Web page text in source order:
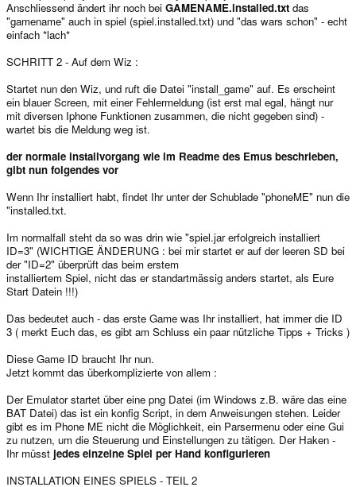
Anschliessend ändert ihr noch bei GAMENAME.installed.txt das
"gamename" auch in spiel (spiel.installed.txt) und "das wars schon" - echt
einfach *lach*
SCHRITT 2 - Auf dem Wiz :
Startet nun den Wiz, und ruft die Datei "install_game" auf. Es erscheint
ein blauer Screen, mit einer Fehlermeldung (ist erst mal egal, hängt nur
mit diversen Iphone Funktionen zusammen, die nicht gegeben sind) -
wartet bis die Meldung weg ist.
der normale installvorgang wie im Readme des Emus beschrieben,
gibt nun folgendes vor
Wenn Ihr installiert habt, findet Ihr unter der Schublade "phoneME" nun die
"installed.txt.
Im normalfall steht da so was drin wie "spiel.jar erfolgreich installiert
ID=3" (WICHTIGE ÄNDERUNG : bei mir startet er auf der leeren SD bei
der "ID=2" überprüft das beim erstem
installiertem Spiel, nicht das er standartmässig anders startet, als Eure
Start Datein !!!)
Das bedeutet auch - das erste Game was Ihr installiert, hat immer die ID
3 ( merkt Euch das, es gibt am Schluss ein paar nützliche Tipps + Tricks )
Diese Game ID braucht Ihr nun.
Jetzt kommt das überkomplizierte von allem :
Der Emulator startet über eine png Datei (im Windows z.B. wäre das eine
BAT Datei) das ist ein konfig Script, in dem Anweisungen stehen. Leider
gibt es im Phone ME nicht die Möglichkeit, ein Parsermenu oder eine Gui
zu nutzen, um die Steuerung und Einstellungen zu tätigen. Der Haken -
Ihr müsst jedes einzelne Spiel per Hand konfigurieren
INSTALLATION EINES SPIELS - TEIL 2